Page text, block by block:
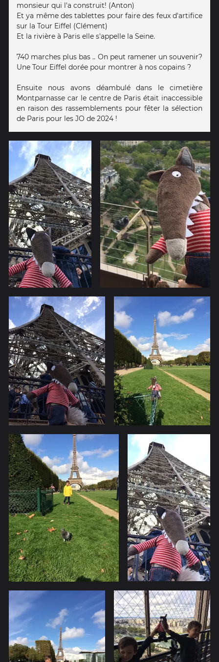
monsieur qui l'a construit! (Anton)
Et ya même des tablettes pour faire des feux d'artifice
sur la Tour Eiffel (Clément)
Et la rivière à Paris elle s'appelle la Seine.
740 marches plus bas .. On peut ramener un souvenir?
Une Tour Eiffel dorée pour montrer à nos copains ?
Ensuite nous avons déambulé dans le cimetière
Montparnasse car le centre de Paris était inaccessible
en raison des rassemblements pour fêter la sélection
de Paris pour les JO de 2024 !